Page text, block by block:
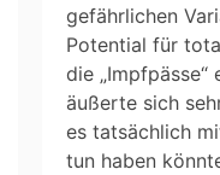
gefährlichen
Potential für
die „Impfpässe“
äußerte sich
es tatsächlich
tun haben